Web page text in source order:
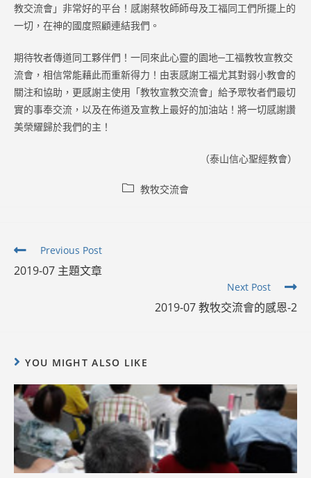
教交流會」非常好的平台！感謝蔡牧師師母及工福同工們所擺上的
一切，在神的國度照顧連結我們。
期待牧者傳道同工夥伴們！一同來此心靈的園地─工福教牧宣教交
流會，相信常能藉此而重新得力！由衷感謝工福尤其對弱小教會的
關注和協助，更感謝主使用「教牧宣教交流會」給予眾牧者們最切
實的事奉交流，以及在佈道及宣教上最好的加油站！將一切感謝讚
美榮耀歸於我們的主！
（泰山信心聖經教會）
Post教牧交流會
Read
articles
Previous Post
2019-07 主題文章
Next Post
2019-07 教牧交流會的感恩-2
YOU MIGHT ALSO LIKE